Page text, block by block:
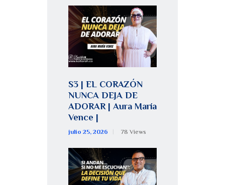
S3 | EL CORAZÓN
NUNCA DEJA DE
ADORAR | Aura María
Vence |
julio 25, 2026 78 Views